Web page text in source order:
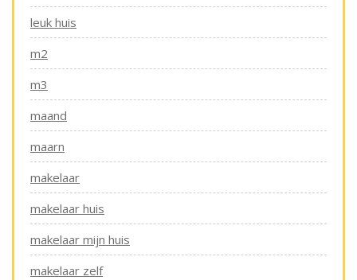
leuk huis
m2
m3
maand
maarn
makelaar
makelaar huis
makelaar mijn huis
makelaar zelf